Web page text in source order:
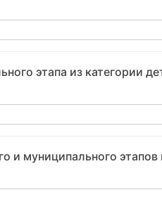
этапа из категории
и муниципального